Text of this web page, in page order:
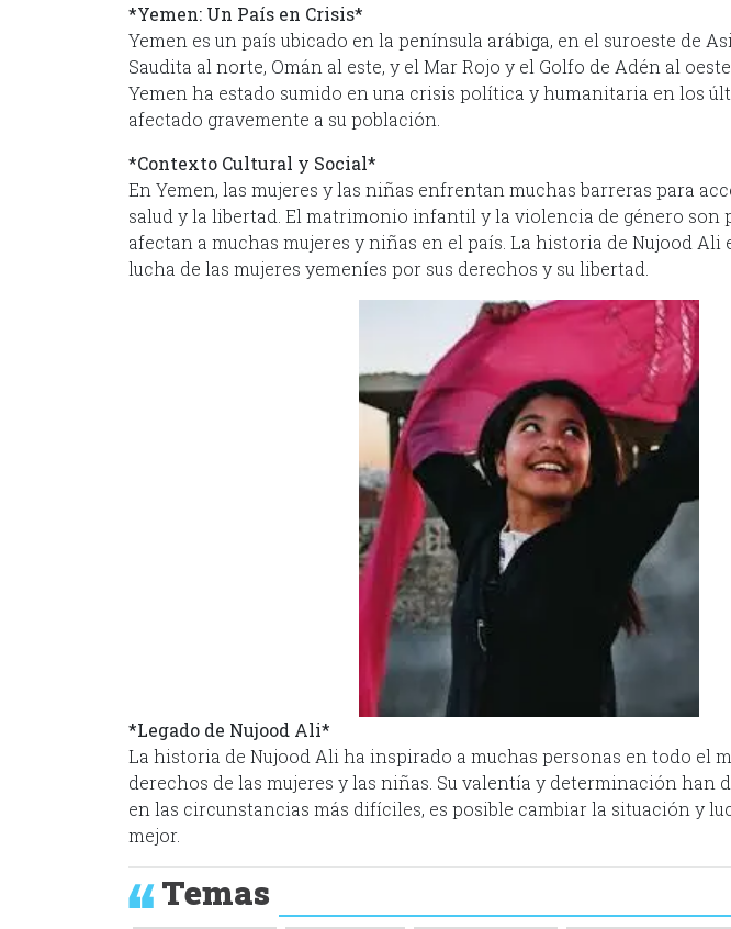
*Yemen: Un País en Crisis*
Yemen es un país ubicado en la península arábiga, en el suroeste de
Saudita al norte, Omán al este, y el Mar Rojo y el Golfo de Adén al
Yemen ha estado sumido en una crisis política y humanitaria en los
afectado gravemente a su población.
*Contexto Cultural y Social*
En Yemen, las mujeres y las niñas enfrentan muchas barreras para
salud y la libertad. El matrimonio infantil y la violencia de género son
afectan a muchas mujeres y niñas en el país. La historia de Nujood Ali
lucha de las mujeres yemeníes por sus derechos y su libertad.
*Legado de Nujood Ali*
La historia de Nujood Ali ha inspirado a muchas personas en todo el
derechos de las mujeres y las niñas. Su valentía y determinación han
en las circunstancias más difíciles, es posible cambiar la situación y
mejor.
Temas